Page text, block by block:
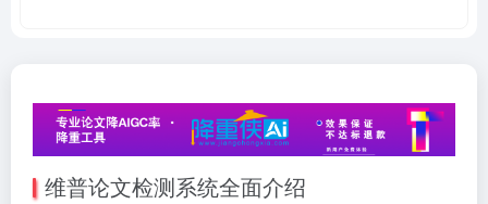
维普论文检测系统全面介绍​